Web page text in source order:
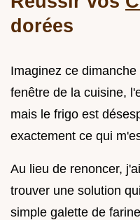
dorées
Imaginez ce
fenêtre de la cuisine,
mais le frigo est
exactement ce qui
Au lieu de renoncer,
trouver une solution
simple galette de